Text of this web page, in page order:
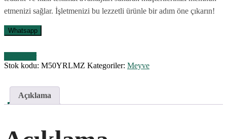
etmenizi sağlar. İşletmenizi bu lezzetli ürünle bir adım öne çıkarın!
Whatsapp
Stok kodu: M50YRLMZ Kategoriler: Meyve
Açıklama